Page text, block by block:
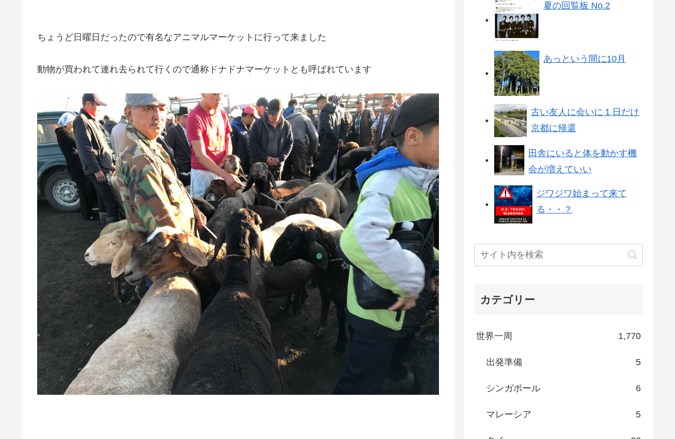
ちょうど日曜日だったので有名なアニマルマーケットに行って来ました
動物が買われて連れ去られて行くので通称ドナドナマーケットとも呼ばれています
夏の回覧板 No.2
あっという間に10月
古い友人に会いに１日だけ
京都に帰還
田舎にいると体を動かす機
会が増えていい
ジワジワ始まって来て
る・・？
カテゴリー
世界一周 1,770
出発準備 5
シンガポール 6
マレーシア 5